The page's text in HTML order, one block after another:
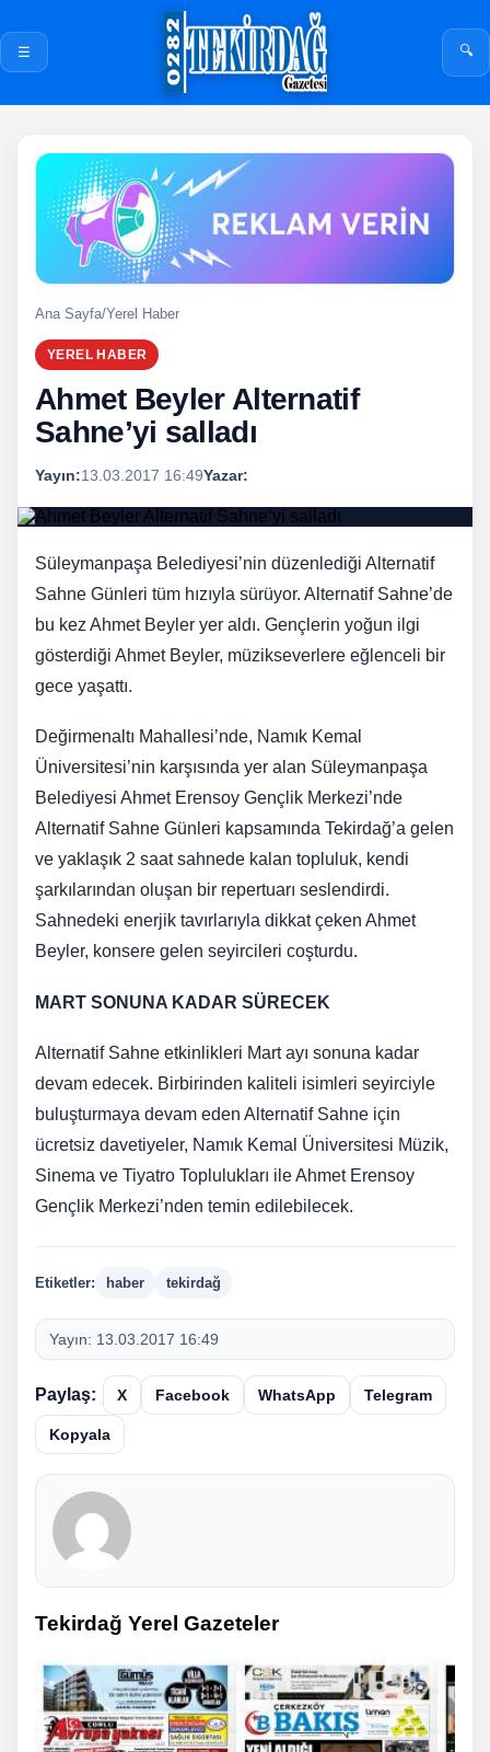
☰ 🔍
Ana Sayfa/Yerel Haber
YEREL HABER
Ahmet Beyler Alternatif
Sahne’yi salladı
Yayın:13.03.2017 16:49Yazar:
Süleymanpaşa Belediyesi’nin düzenlediği Alternatif
Sahne Günleri tüm hızıyla sürüyor. Alternatif Sahne’de
bu kez Ahmet Beyler yer aldı. Gençlerin yoğun ilgi
gösterdiği Ahmet Beyler, müzikseverlere eğlenceli bir
gece yaşattı.
Değirmenaltı Mahallesi’nde, Namık Kemal
Üniversitesi’nin karşısında yer alan Süleymanpaşa
Belediyesi Ahmet Erensoy Gençlik Merkezi’nde
Alternatif Sahne Günleri kapsamında Tekirdağ’a gelen
ve yaklaşık 2 saat sahnede kalan topluluk, kendi
şarkılarından oluşan bir repertuarı seslendirdi.
Sahnedeki enerjik tavırlarıyla dikkat çeken Ahmet
Beyler, konsere gelen seyircileri coşturdu.
MART SONUNA KADAR SÜRECEK
Alternatif Sahne etkinlikleri Mart ayı sonuna kadar
devam edecek. Birbirinden kaliteli isimleri seyirciyle
buluşturmaya devam eden Alternatif Sahne için
ücretsiz davetiyeler, Namık Kemal Üniversitesi Müzik,
Sinema ve Tiyatro Toplulukları ile Ahmet Erensoy
Gençlik Merkezi’nden temin edilebilecek.
Etiketler: haber tekirdağ
Yayın: 13.03.2017 16:49
Paylaş: X Facebook WhatsApp Telegram
Kopyala
Tekirdağ Yerel Gazeteler